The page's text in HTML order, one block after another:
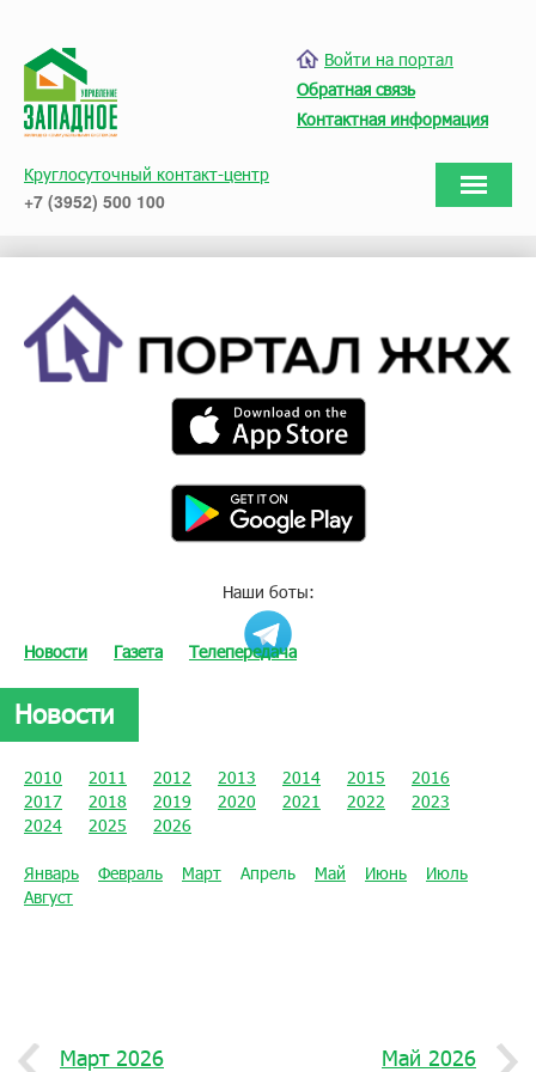
Войти на портал
Обратная связь
Контактная информация
Круглосуточный контакт-центр
+7 (3952) 500 100
Наши боты:
Новости Газета Телепередача
Новости
2010 2011 2012 2013 2014 2015
2016
2017
2018 2019 2020 2021 2022
2023
2024
2025 2026
Январь Февраль Март Апрель Май Июнь
Июль
Август
Март 2026 Май 2026